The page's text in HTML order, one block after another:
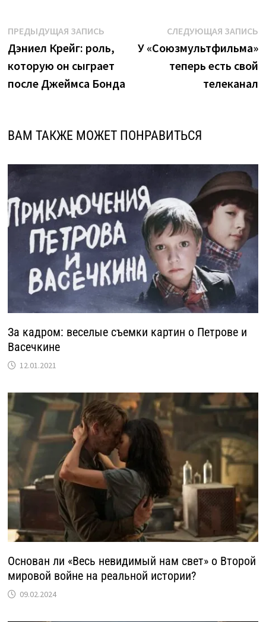
Навигация
по
записям
ПРЕДЫДУЩАЯ ЗАПИСЬПредыдущая
запись:
Дэниел Крейг: роль,
которую он сыграет
после Джеймса Бонда
СЛЕДУЮЩАЯ ЗАПИСЬ
У «Союзмультфильма»
теперь есть свой
телеканал
ВАМ ТАКЖЕ МОЖЕТ ПОНРАВИТЬСЯ
За кадром: веселые съемки картин о Петрове и
Васечкине
12.01.2021
Основан ли «Весь невидимый нам свет» о Второй
мировой войне на реальной истории?
09.02.2024